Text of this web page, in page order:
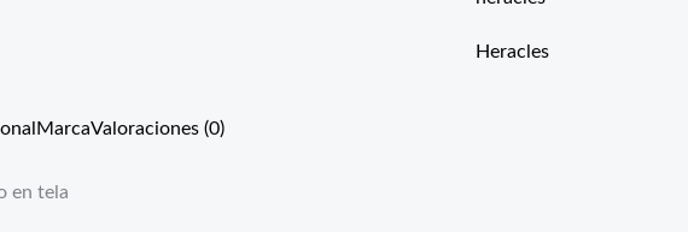
Heracles
MarcaValoraciones (0)
en tela